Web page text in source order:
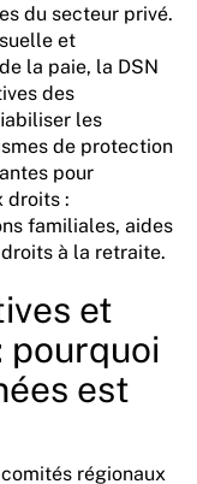
du secteur privé.
et
la paie, la DSN
des
les
de protection
pour
droits :
familiales, aides
à la retraite.
et
pourquoi
est
régionaux